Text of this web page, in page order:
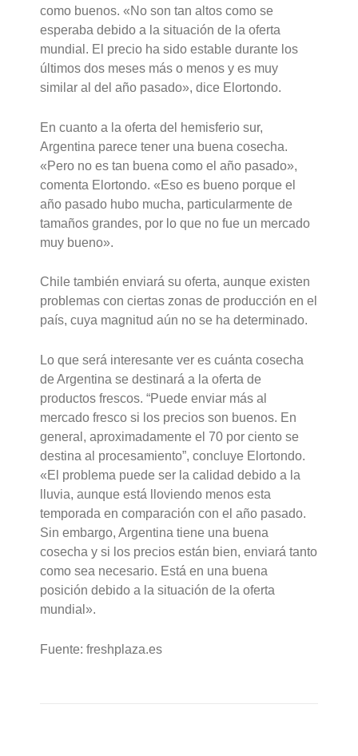
como buenos. «No son tan altos como se
esperaba debido a la situación de la oferta
mundial. El precio ha sido estable durante los
últimos dos meses más o menos y es muy
similar al del año pasado», dice Elortondo.
En cuanto a la oferta del hemisferio sur,
Argentina parece tener una buena cosecha.
«Pero no es tan buena como el año pasado»,
comenta Elortondo. «Eso es bueno porque el
año pasado hubo mucha, particularmente de
tamaños grandes, por lo que no fue un mercado
muy bueno».
Chile también enviará su oferta, aunque existen
problemas con ciertas zonas de producción en el
país, cuya magnitud aún no se ha determinado.
Lo que será interesante ver es cuánta cosecha
de Argentina se destinará a la oferta de
productos frescos. “Puede enviar más al
mercado fresco si los precios son buenos. En
general, aproximadamente el 70 por ciento se
destina al procesamiento”, concluye Elortondo.
«El problema puede ser la calidad debido a la
lluvia, aunque está lloviendo menos esta
temporada en comparación con el año pasado.
Sin embargo, Argentina tiene una buena
cosecha y si los precios están bien, enviará tanto
como sea necesario. Está en una buena
posición debido a la situación de la oferta
mundial».
Fuente: freshplaza.es